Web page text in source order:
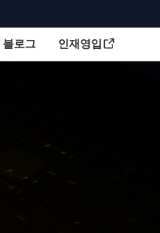
블로그 인재영입